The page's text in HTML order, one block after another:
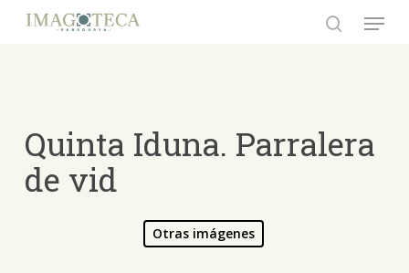
Menu
Quinta Iduna. Parralera
de vid
Otras imágenes